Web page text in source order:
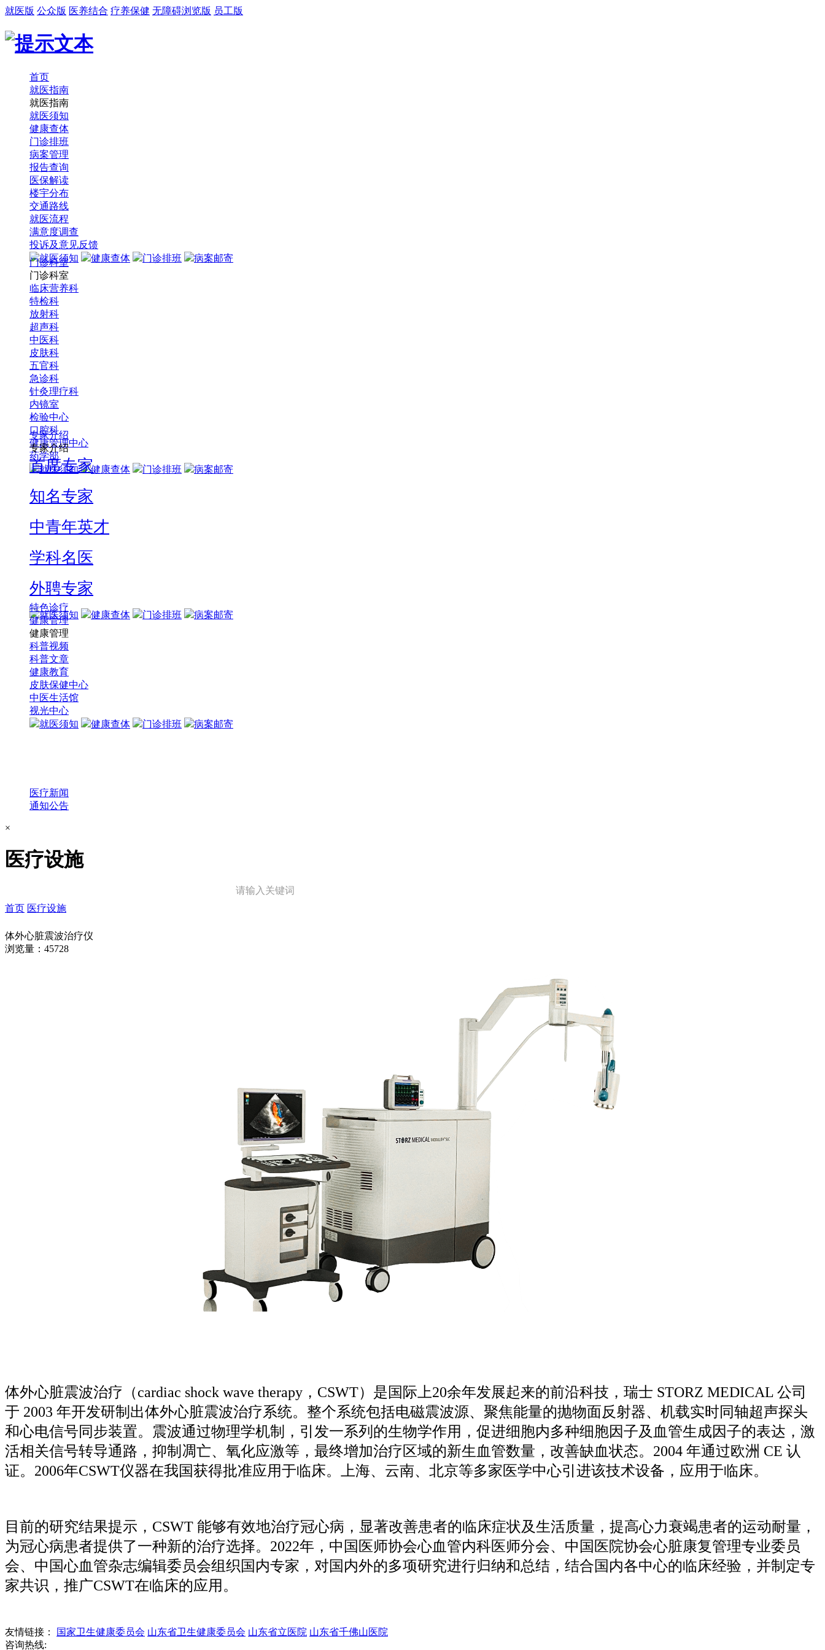
就医版 公众版 医养结合 疗养保健 无障碍浏览版 员工版
首页
就医指南
就医指南
就医须知
健康查体
门诊排班
病案管理
报告查询
医保解读
楼宇分布
交通路线
就医流程
满意度调查
投诉及意见反馈
就医须知
健康查体 门诊排班 病案邮寄
门诊科室
门诊科室
临床营养科
特检科
放射科
超声科
中医科
皮肤科
五官科
急诊科
针灸理疗科
内镜室
检验中心
口腔科
健康管理中心
药学部
就医须知
健康查体 门诊排班 病案邮寄
专家介绍
专家介绍
首席专家
知名专家
中青年英才
学科名医
外聘专家
就医须知 健康查体 门诊排班 病案邮寄
特色诊疗
健康管理
健康管理
科普视频
科普文章
健康教育
皮肤保健中心
中医生活馆
视光中心
就医须知
健康查体 门诊排班 病案邮寄
医疗新闻
通知公告
×
医疗设施
首页 医疗设施
体外心脏震波治疗仪
浏览量：45728
体外心脏震波治疗（cardiac shock wave therapy，CSWT）是国际上20余年发展起来的前沿科技，瑞士 STORZ MEDICAL 公司
于 2003 年开发研制出体外心脏震波治疗系统。整个系统包括电磁震波源、聚焦能量的抛物面反射器、机载实时同轴超声探头
和心电信号同步装置。震波通过物理学机制，引发一系列的生物学作用，促进细胞内多种细胞因子及血管生成因子的表达，激
活相关信号转导通路，抑制凋亡、氧化应激等，最终增加治疗区域的新生血管数量，改善缺血状态。2004 年通过欧洲 CE 认
证。2006年CSWT仪器在我国获得批准应用于临床。上海、云南、北京等多家医学中心引进该技术设备，应用于临床。
目前的研究结果提示， CSWT 能够有效地治疗冠心病，显著改善患者的临床症状及生活质量，提高心力衰竭患者的运动耐量，
为冠心病患者提供了一种新的治疗选择。2022年，中国医师协会心血管内科医师分会、中国医院协会心脏康复管理专业委员
会、中国心血管杂志编辑委员会组织国内专家，对国内外的多项研究进行归纳和总结，结合国内各中心的临床经验，并制定专
家共识，推广CSWT在临床的应用。
友情链接： 国家卫生健康委员会 山东省卫生健康委员会 山东省立医院 山东省千佛山医院
咨询热线: